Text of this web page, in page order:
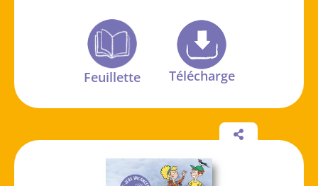
Feuillette Télécharge